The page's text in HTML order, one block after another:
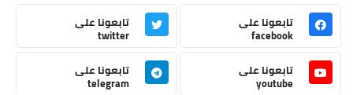
تابعونا على
facebook
تابعونا على
twitter
تابعونا على
youtube
تابعونا على
telegram